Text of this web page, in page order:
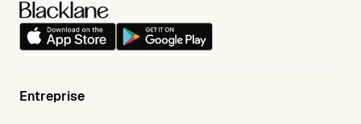
Entreprise